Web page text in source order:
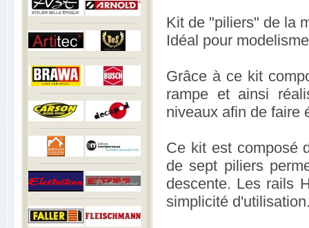
Kit de "piliers" de la
Idéal pour
Grâce à ce kit
rampe et ainsi
niveaux afin de faire
Ce kit est composé
de sept piliers
descente. Les rails
simplicité